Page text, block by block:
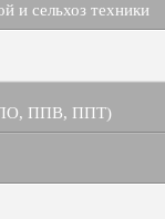
и сельхоз техники
ППВ, ППТ)